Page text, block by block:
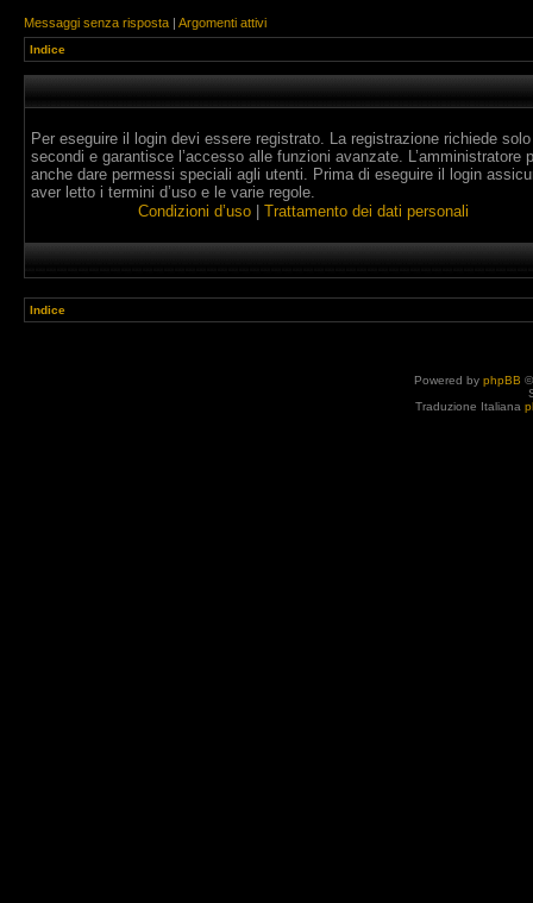
Messaggi senza risposta | Argomenti attivi
Indice
Per eseguire il login devi essere registrato. La registrazione richiede
secondi e garantisce l’accesso alle funzioni avanzate. L’amministratore
anche dare permessi speciali agli utenti. Prima di eseguire il login
aver letto i termini d’uso e le varie regole.
Condizioni d’uso
Trattamento dei dati personali
Indice
Powered by phpBB
Traduzione Italiana